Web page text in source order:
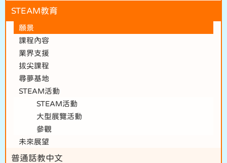
STEAM教育
願景
課程內容
業界支援
拔尖課程
尋夢基地
STEAM活動
STEAM活動
大型展覽活動
參觀
未來展望
普通話教中文